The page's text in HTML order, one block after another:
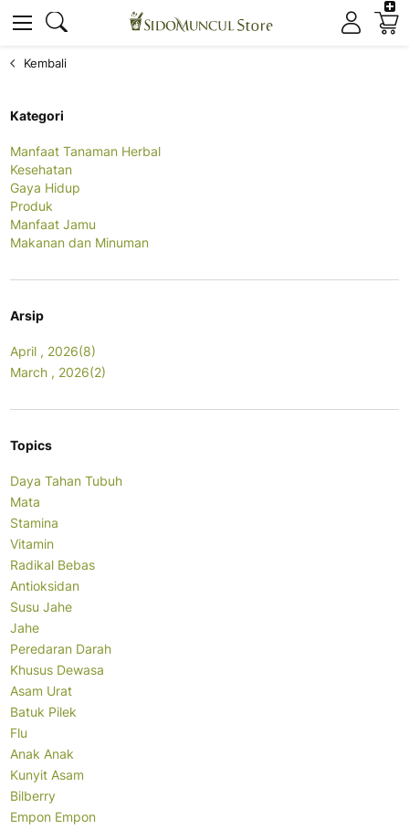
Kembali
Kategori
Manfaat Tanaman Herbal
Kesehatan
Gaya Hidup
Produk
Manfaat Jamu
Makanan dan Minuman
Arsip
April , 2026(8)
March , 2026(2)
Topics
Daya Tahan Tubuh
Mata
Stamina
Vitamin
Radikal Bebas
Antioksidan
Susu Jahe
Jahe
Peredaran Darah
Khusus Dewasa
Asam Urat
Batuk Pilek
Flu
Anak Anak
Kunyit Asam
Bilberry
Empon Empon